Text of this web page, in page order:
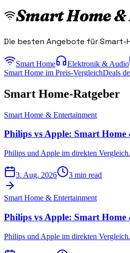
Smart Home
Die besten Angebote für Smart-
Smart Home Elektronik & Audio
Smart Home im Preis-VergleichDeals
Smart Home-Ratgeber
Smart Home & Entertainment
Philips vs Apple: Smart
Philips und Apple im direkten
3. Aug. 2026 3 min read
Smart Home & Entertainment
Philips vs Apple: Smart
Philips und Apple im direkten